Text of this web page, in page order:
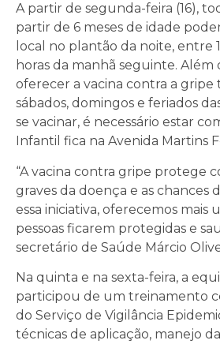
A partir de segunda-feira (16),
partir de 6 meses de idade
local no plantão da noite, entre
horas da manhã seguinte. Além
oferecer a vacina contra a gripe
sábados, domingos e feriados
se vacinar, é necessário estar
Infantil fica na Avenida Martins
“A vacina contra gripe protege
graves da doença e as chances
essa iniciativa, oferecemos mais
pessoas ficarem protegidas e
secretário de Saúde Márcio
Na quinta e na sexta-feira, a
participou de um treinamento
do Serviço de Vigilância
técnicas de aplicação, manejo